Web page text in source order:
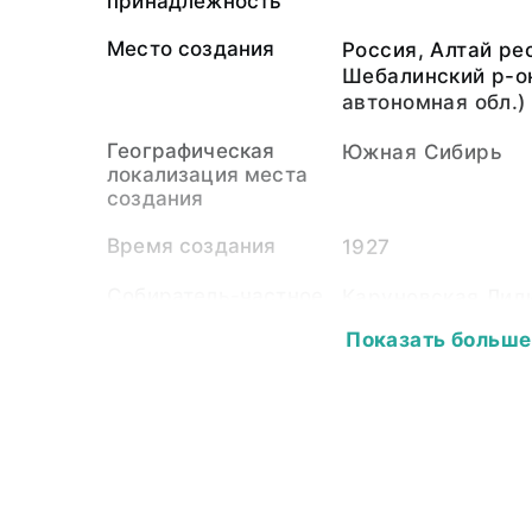
Место создания
Россия, Алтай
Шебалинский р-
автономная обл.)
Географическая
локализация места
создания
Южная Сибирь
Время создания 1927
Данилин Андрей
Показать больше